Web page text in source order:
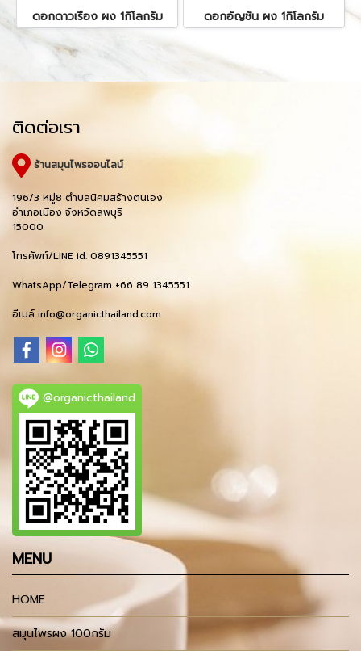
ดอกดาวเรือง ผง 1กิโลกรัม ดอกอัญชัน ผง 1กิโลกรัม
ติดต่อเรา
ร้านสมุนไพรออนไลน์
196/3 หมู่8 ตำบลนิคมสร้างตนเอง
อำเภอเมือง จังหวัดลพบุรี
15000
โทรศัพท์/LINE id. 0891345551
WhatsApp/Telegram +66 89 1345551
อีเมล์ info@organicthailand.com
@organicthailand
MENU
HOME
สมุนไพรผง 100กรัม